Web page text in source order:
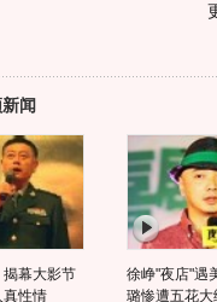
闻
揭幕大影节
性情
徐峥"夜店"遇
璐惨遭五花大